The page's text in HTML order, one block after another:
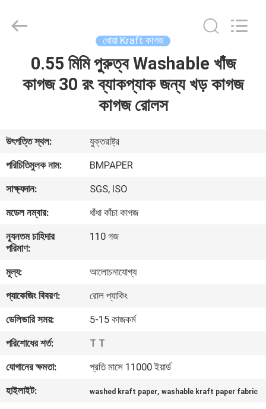
আমাদের
সম্বন্ধে
কারখানা
পরিদর্শন
নিয়ন্ত্রণ
আমাদের
সাথে
যোগাযোগ
খবর
CO.,LTD.
ধোয়া Kraft কাগজ
0.55 মিমি পুরুত্ব Washable খাঁজ
কাগজ 30 রং ব্যাকপ্যাক জন্য খড় কাগজ
কাগজ রোলস
উৎপত্তি স্থল:
যুক্তরাষ্ট্র
পরিচিতিমুলক নাম:
BMPAPER
সাক্ষ্যদান:
SGS, ISO
মডেল নম্বার:
ধাঁধা কাঁচা কাগজ
ন্যূনতম চাহিদার
পরিমাণ:
110 গজ
মূল্য:
আলোচনাযোগ্য
প্যাকেজিং বিবরণ:
রোল প্যাকিং
ডেলিভারি সময়:
5-15 কাজকর্ম
পরিশোধের শর্ত:
T T
যোগানের ক্ষমতা:
প্রতি মাসে 11000 ইয়ার্ড
হাইলাইট:
washed kraft paper,washable kraft paper fabric